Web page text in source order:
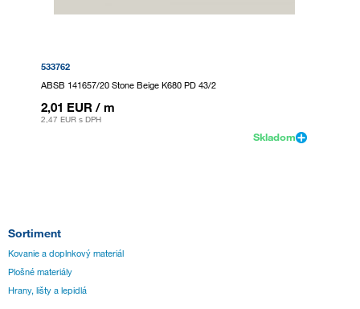
533762
ABSB 141657/20 Stone Beige K680 PD 43/2
2,01 EUR / m
2,47 EUR s DPH
Skladom
Sortiment
Kovanie a doplnkový materiál
Plošné materiály
Hrany, lišty a lepidlá